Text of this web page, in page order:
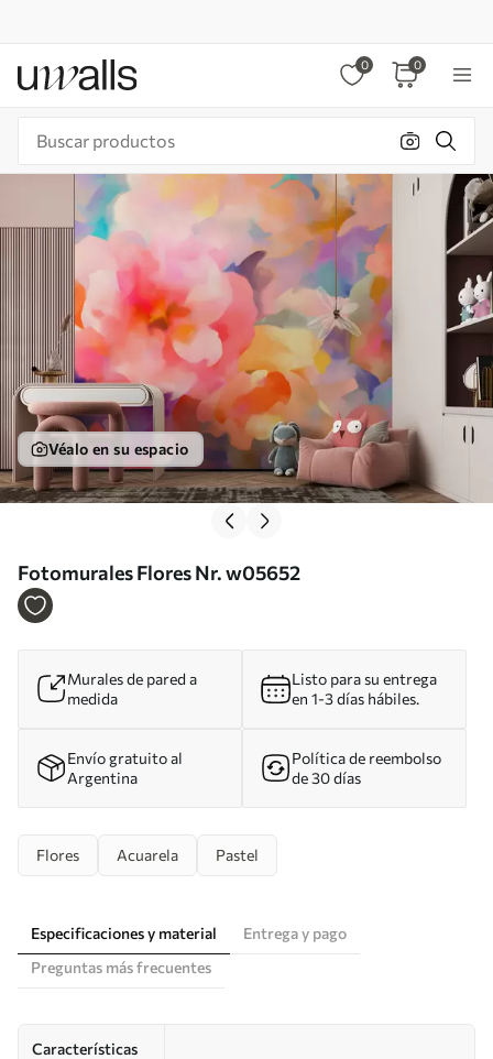
0 0
Véalo en su espacio
Fotomurales Flores Nr. w05652
Murales de pared a
medida
Listo para su entrega
en 1-3 días hábiles.
Envío gratuito al
Argentina
Política de reembolso
de 30 días
Flores Acuarela Pastel
Especificaciones y material
Entrega y pago
Preguntas más frecuentes
Características